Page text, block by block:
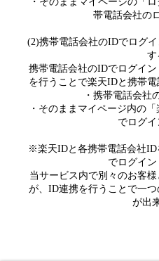
帯電話会社の
(2)携帯電話会社のIDでログ
す
携帯電話会社のIDでログイ
を行うことで楽天IDと携帯
・携帯電話会社
・そのままマイページ内の
でログイ
※楽天IDと各携帯電話会社
でログイン
当サービス内で別々のお客
が、ID連携を行うことで一
が出